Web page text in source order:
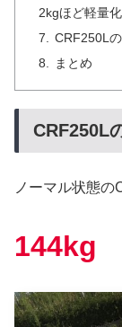
2kgほど軽量化
CRF250L
まとめ
CRF250L
ノーマル状態の
144kg